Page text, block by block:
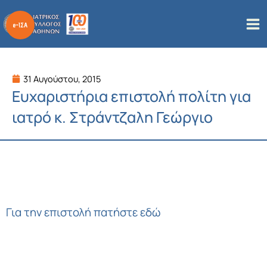
στο
περιεχόμενο
31 Αυγούστου, 2015
Ευχαριστήρια επιστολή πολίτη για
ιατρό κ. Στράντζαλη Γεώργιο
Για την επιστολή πατήστε εδώ